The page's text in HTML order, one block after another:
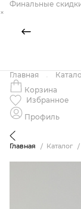
Финальные
×
Главная
Корзина
Избранное
Профиль
Главная Каталог